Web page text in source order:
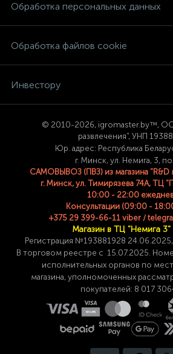
Обработка персональных данных
Обработка файлов cookie
Инвестору
© 2010-2026, igromaster.by™,
развлечения", УНП
Юр. адрес: Республика
г. Минск, ул. Немига, 3,
САМОВЫВОЗ (ПВЗ) из магазина "R&D
г. Минск, ул. Тимирязева 74A, ТЦ
10:00 - 22:00
Консультации (09:00 -
+375 29 399-66-11 viber /
Магазин в ТЦ "Немига 3"
Регистрация №193881928 24
В торговом реестре с 15.07.2025.
исполнительных органов по
магазина,уполномоченных
покупателей: 8 017